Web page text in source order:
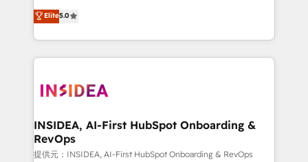
experienced and fully accredited HubSpot Solutions
Partner. 🚀 With 2,750+ HubSpot projects delivered
and 370+ specialists across EMEA, APAC and NAM,
we de-risk complex CRM programmes and
multi-region migrations to AI-powered automation,
scale. 🏆 HubSpot’s CEO called us “the partner of the
future.” Others agree it is proof of trust built through
measurable impact.
Elite5.0
INSIDEA, AI-First HubSpot Onboarding &
RevOps
提供元：INSIDEA, AI-First HubSpot Onboarding & RevOps